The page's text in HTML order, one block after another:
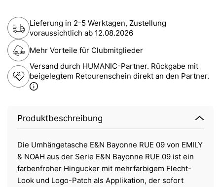
Lieferung in 2-5 Werktagen, Zustellung
voraussichtlich ab 12.08.2026
Mehr Vorteile für Clubmitglieder
Versand durch HUMANIC-Partner. Rückgabe mit
beigelegtem Retourenschein direkt an den Partner.
Produktbeschreibung
Die Umhängetasche E&N Bayonne RUE 09 von EMILY
& NOAH aus der Serie E&N Bayonne RUE 09 ist ein
farbenfroher Hingucker mit mehrfarbigem Flecht-
Look und Logo-Patch als Applikation, der sofort